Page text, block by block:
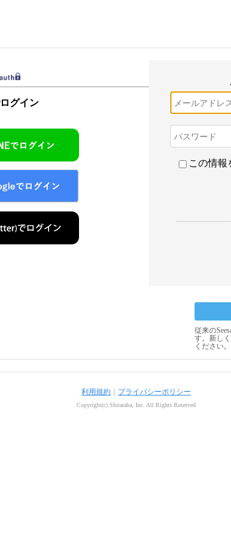
グイン
この情報
従来の
す。新し
ください。
利用規約 プライバシーポリシー
Copyright(c) Shitaraba, Inc. All Rights Reserved